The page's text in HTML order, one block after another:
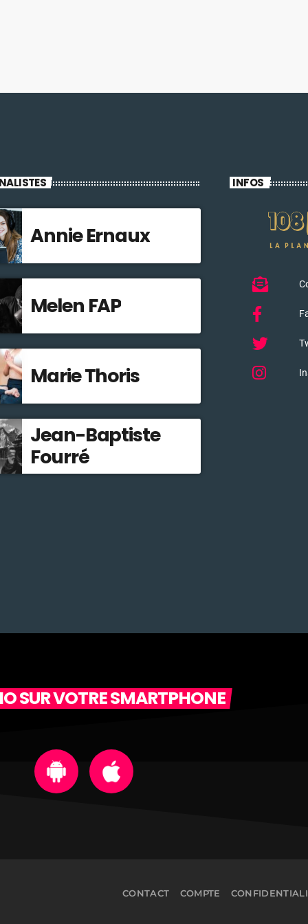
Annie Ernaux
Melen FAP
Marie Thoris
Jean-Baptiste
Fourré
INFOS
SUR VOTRE SMARTPHONE
CONTACT COMPTE